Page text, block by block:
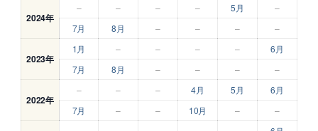
2024年
– – – – 5月
–
7月
8月 – – – –
2023年
1月 – – – –
6月
7月
8月 – – – –
2022年
– – – 4月 5月
6月
7月
– – 10月 – –